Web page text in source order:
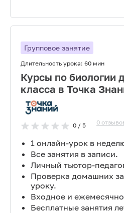
Групповое занятие
Длительность урока: 60 мин
Курсы по биологии
класса в Точка
0/ 5 0
1 онлайн-урок в
Все занятия в записи.
Личный тьютор-
Проверка домашних
уроку.
Входное и
Бесплатные занятия